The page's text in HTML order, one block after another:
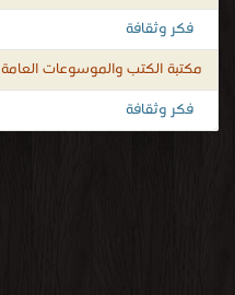
فكر وثقافة
مكتبة الكتب والموسوعات العامة
فكر وثقافة